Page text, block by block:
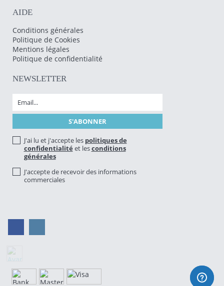
AIDE
Conditions générales
Politique de Cookies
Mentions légales
Politique de confidentialité
NEWSLETTER
J'ai lu et j'accepte les politiques de
confidentialité et lesconditions
générales
J'accepte de recevoir des informations
commerciales